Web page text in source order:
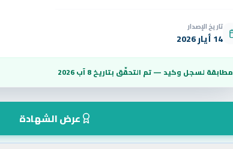
تاريخ الإصدار
14 أيار 2026
مطابقة لسجل وكيد — تم التحقّق بتاريخ8 آب 2026
عرض الشهادة